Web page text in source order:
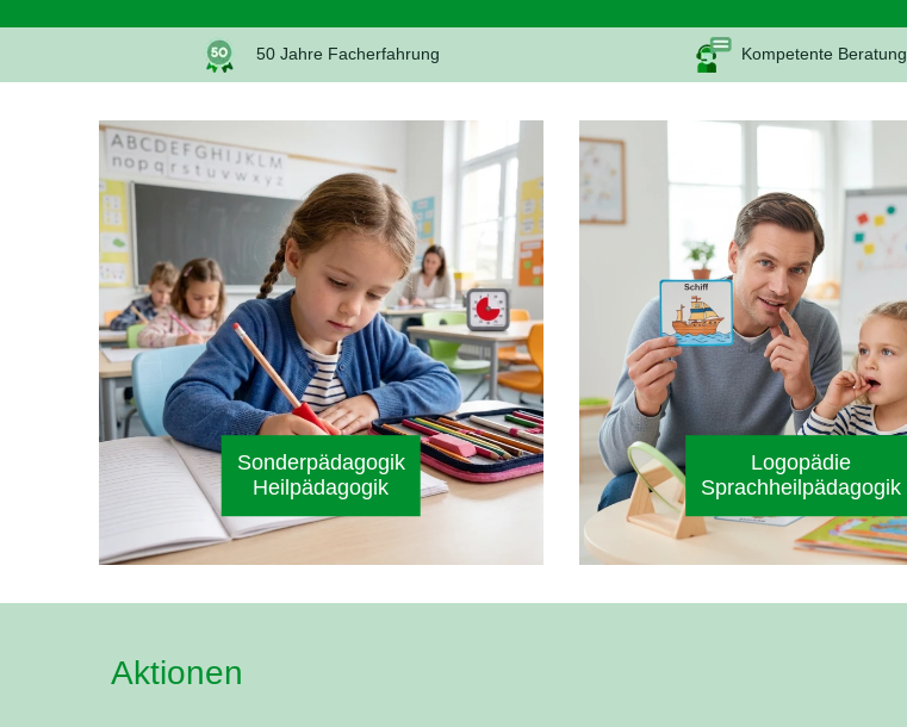
50 Jahre Facherfahrung Kompetente Beratung
Sonderpädagogik
Heilpädagogik
Logopädie
Sprachheilpädagogik
Aktionen